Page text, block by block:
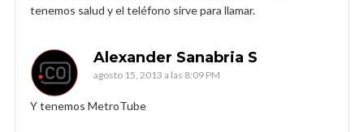
tenemos salud y el teléfono sirve para llamar.
Alexander Sanabria S
agosto 15, 2013 a las 8:09 PM
Y tenemos MetroTube